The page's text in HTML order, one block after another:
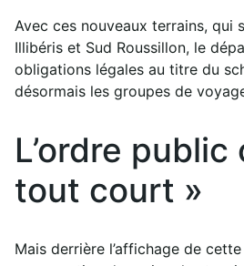
Avec ces nouveaux terrains, qui
Illibéris et Sud Roussillon, le
obligations légales au titre du
désormais les groupes de
L’ordre
tout court »
Mais derrière l’affichage de